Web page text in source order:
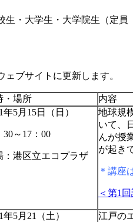
生・大学生・大学院生（定員
ブサイトに更新します。
・場所
内容
年5月15日（日）
30～17：00
：港区立エコプラザ
地球規
いて、
んが授
が起き
＊講座
＜第1
年5月21（土）
江戸の